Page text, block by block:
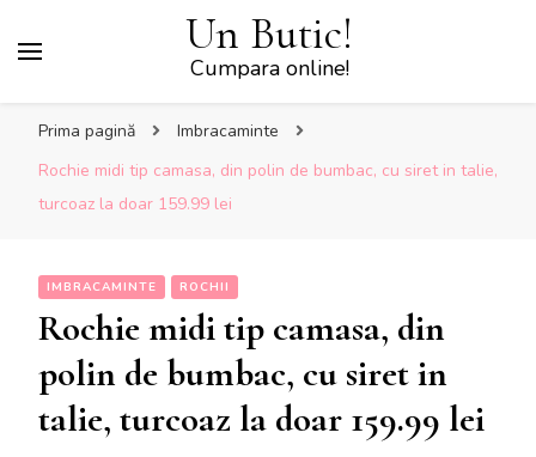
Un Butic!
Cumpara online!
Prima pagină
Imbracaminte
Rochie midi tip camasa, din polin de bumbac, cu siret in talie,
turcoaz la doar 159.99 lei
IMBRACAMINTE ROCHII
Rochie midi tip camasa, din
polin de bumbac, cu siret in
talie, turcoaz la doar 159.99 lei